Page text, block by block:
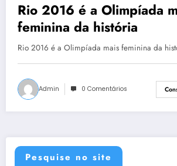
Rio 2016 é a Olimpíada
feminina da história
Rio 2016 é a Olimpíada mais feminina da
Admin 0 Comentários
Pesquise no site